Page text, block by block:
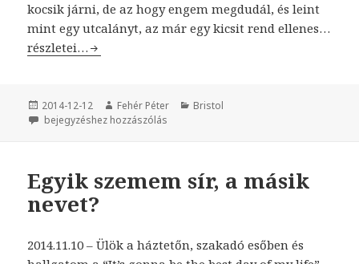
kocsik járni, de az hogy engem megdudál, és leint
mint egy utcalányt, az már egy kicsit rend ellenes…
A pöttyös az igazi!
részletei…
Közzétéve
2014-12-12 Szerző
Fehér Péter Kategória
Bristol
A pöttyös az igazi!
bejegyzéshez hozzászólás
Egyik szemem sír, a másik
nevet?
2014.11.10 – Ülök a háztetőn, szakadó esőben és